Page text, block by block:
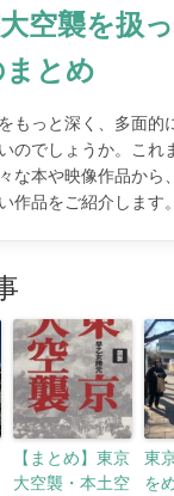
空襲を扱っ
とめ
もっと深く、多面的
のでしょうか。これ
な本や映像作品から
作品をご紹介します。
【まとめ】東京
大空襲・本土空
東
を